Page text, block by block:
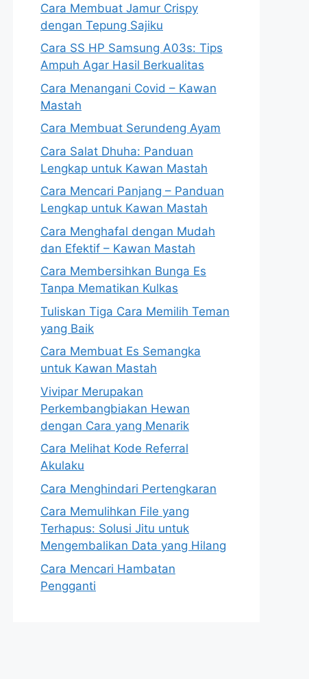
Cara Membuat Jamur Crispy
dengan Tepung Sajiku
Cara SS HP Samsung A03s: Tips
Ampuh Agar Hasil Berkualitas
Cara Menangani Covid – Kawan
Mastah
Cara Membuat Serundeng Ayam
Cara Salat Dhuha: Panduan
Lengkap untuk Kawan Mastah
Cara Mencari Panjang – Panduan
Lengkap untuk Kawan Mastah
Cara Menghafal dengan Mudah
dan Efektif – Kawan Mastah
Cara Membersihkan Bunga Es
Tanpa Mematikan Kulkas
Tuliskan Tiga Cara Memilih Teman
yang Baik
Cara Membuat Es Semangka
untuk Kawan Mastah
Vivipar Merupakan
Perkembangbiakan Hewan
dengan Cara yang Menarik
Cara Melihat Kode Referral
Akulaku
Cara Menghindari Pertengkaran
Cara Memulihkan File yang
Terhapus: Solusi Jitu untuk
Mengembalikan Data yang Hilang
Cara Mencari Hambatan
Pengganti